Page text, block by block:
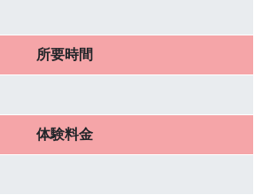
所要時間
体験料金